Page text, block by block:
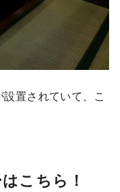
置されていて、こ
こちら！